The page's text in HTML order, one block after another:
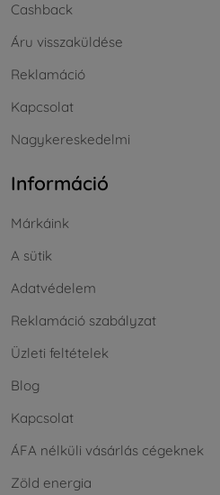
Cashback
Áru visszaküldése
Reklamáció
Kapcsolat
Nagykereskedelmi
Információ
Márkáink
A sütik
Adatvédelem
Reklamáció szabályzat
Üzleti feltételek
Blog
Kapcsolat
ÁFA nélküli vásárlás cégeknek
Zöld energia